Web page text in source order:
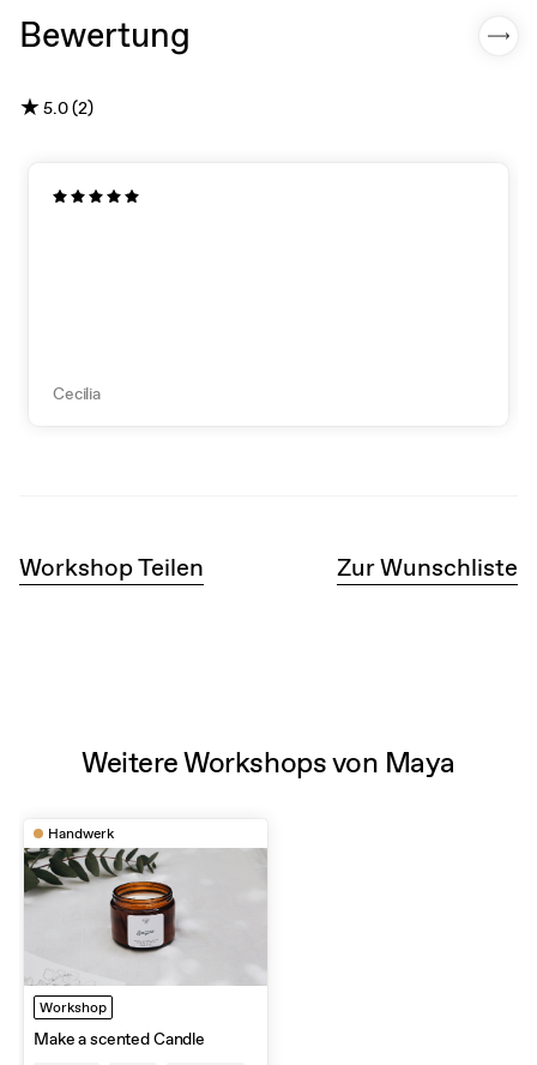
Bewertung
★5.0 (2)
Cecilia
Workshop Teilen Zur Wunschliste
Weitere Workshops von Maya
Handwerk
Workshop
Make a scented Candle